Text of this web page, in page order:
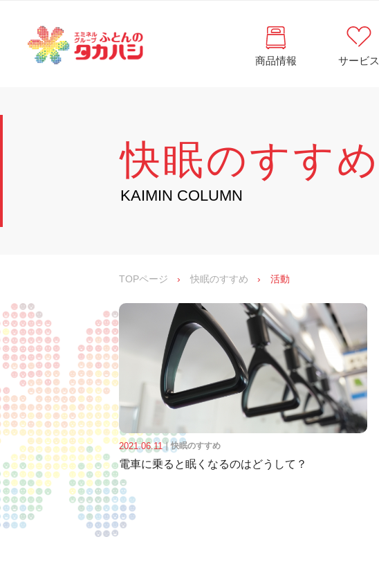
ッ
商品情報 サービス
快眠のすすめ
KAIMIN COLUMN
TOPページ › 快眠のすすめ › 活動
2021.06.11 ｜ 快眠のすすめ
電車に乗ると眠くなるのはどうして？
ん
の